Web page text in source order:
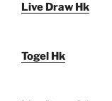
Live Draw Hk
Togel Hk